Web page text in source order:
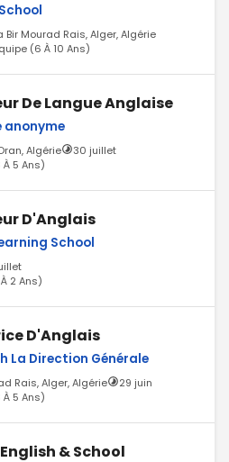
Mourad Rais, Alger, Algérie
(6 À 10 Ans)
De Langue Anglaise
anonyme
Algérie
30 juillet
5 Ans)
D'Anglais
School
2 Ans)
D'Anglais
La Direction Générale
Rais, Alger, Algérie
29 juin
5 Ans)
& School